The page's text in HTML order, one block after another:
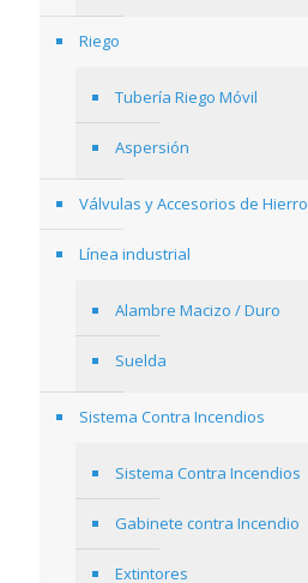
Riego
Tubería Riego Móvil
Aspersión
Válvulas y Accesorios de
Línea industrial
Alambre Macizo / Duro
Suelda
Sistema Contra Incendios
Sistema Contra Incendios
Gabinete contra Incendio
Extintores